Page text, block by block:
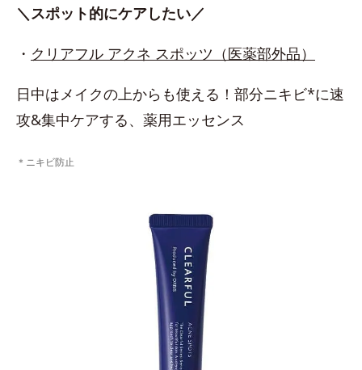
＼スポット的にケアしたい／
・ クリアフル アクネ スポッツ（医薬部外品）
日中はメイクの上からも使える！部分ニキビ*に速
攻&集中ケアする、薬用エッセンス
＊ニキビ防止